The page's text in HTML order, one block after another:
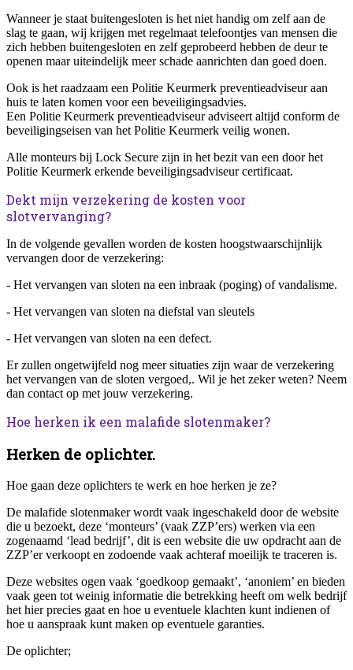
Wanneer je staat buitengesloten is het niet handig om zelf aan de
slag te gaan, wij krijgen met regelmaat telefoontjes van mensen die
zich hebben buitengesloten en zelf geprobeerd hebben de deur te
openen maar uiteindelijk meer schade aanrichten dan goed doen.
Ook is het raadzaam een Politie Keurmerk preventieadviseur aan
huis te laten komen voor een beveiligingsadvies.
Een Politie Keurmerk preventieadviseur adviseert altijd conform de
beveiligingseisen van het Politie Keurmerk veilig wonen.
Alle monteurs bij Lock Secure zijn in het bezit van een door het
Politie Keurmerk erkende beveiligingsadviseur certificaat.
Dekt mijn verzekering de kosten voor
slotvervanging?
In de volgende gevallen worden de kosten hoogstwaarschijnlijk
vervangen door de verzekering:
- Het vervangen van sloten na een inbraak (poging) of vandalisme.
- Het vervangen van sloten na diefstal van sleutels
- Het vervangen van sloten na een defect.
Er zullen ongetwijfeld nog meer situaties zijn waar de verzekering
het vervangen van de sloten vergoed,. Wil je het zeker weten? Neem
dan contact op met jouw verzekering.
Hoe herken ik een malafide slotenmaker?
Herken de oplichter.
Hoe gaan deze oplichters te werk en hoe herken je ze?
De malafide slotenmaker wordt vaak ingeschakeld door de website
die u bezoekt, deze ‘monteurs’ (vaak ZZP’ers) werken via een
zogenaamd ‘lead bedrijf’, dit is een website die uw opdracht aan de
ZZP’er verkoopt en zodoende vaak achteraf moeilijk te traceren is.
Deze websites ogen vaak ‘goedkoop gemaakt’, ‘anoniem’ en bieden
vaak geen tot weinig informatie die betrekking heeft om welk bedrijf
het hier precies gaat en hoe u eventuele klachten kunt indienen of
hoe u aanspraak kunt maken op eventuele garanties.
De oplichter;